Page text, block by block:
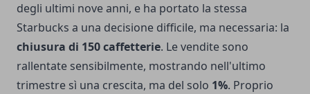
degli ultimi nove anni, e ha portato la stessa
Starbucks a una decisione difficile, ma necessaria: la
chiusura di 150 caffetterie. Le vendite sono
rallentate sensibilmente, mostrando nell'ultimo
trimestre sì una crescita, ma del solo 1%. Proprio